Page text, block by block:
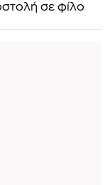
σε φίλο